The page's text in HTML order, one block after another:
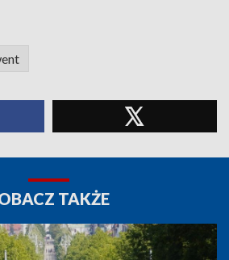
TAKŻE